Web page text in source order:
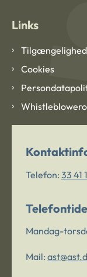
Links
Cookies
Telefon: 33 41
Mandag-
Mail: